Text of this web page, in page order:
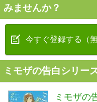
みませんか？
今すぐ登録する（無
ミモザの告白シリー
ミモザの